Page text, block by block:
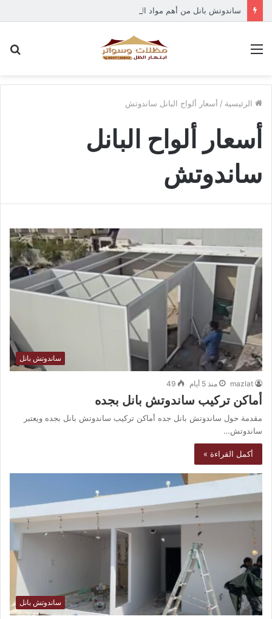
ساندوتش بانل من أهم مواد البناء الحديثة في جده
الرئيسية / أسعار ألواح البانل ساندوتش
أسعار ألواح البانل
ساندوتش
ساندوتش بانل
mazlat منذ 5 أيام 49
أماكن تركيب ساندوتش بانل بجده
مقدمة حول ساندوتش بانل جده أماكن تركيب ساندوتش بانل بجده ويعتبر
ساندوتش…
أكمل القراءة »
ساندوتش بانل